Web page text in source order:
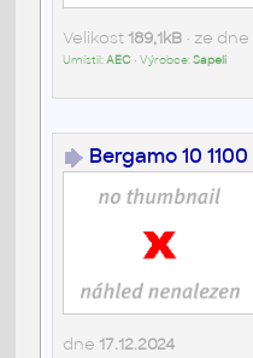
Velikost 189,1kB• ze dne
Umístil:AEC• Výrobce:Sapeli
Bergamo 10 1100
dne 17.12.2024